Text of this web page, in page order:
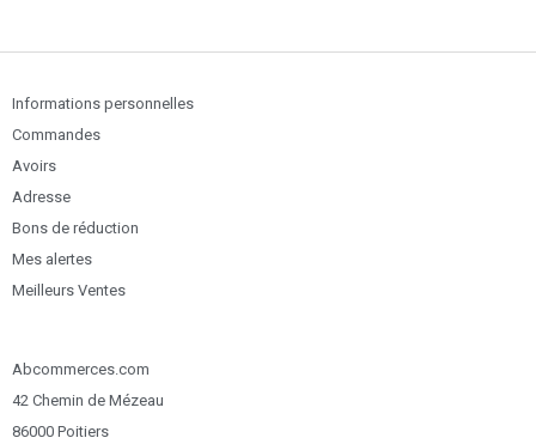
Informations personnelles
Commandes
Avoirs
Adresse
Bons de réduction
Mes alertes
Meilleurs Ventes
Abcommerces.com
42 Chemin de Mézeau
86000 Poitiers